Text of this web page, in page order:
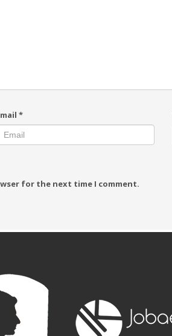
*
for the next time I comment.